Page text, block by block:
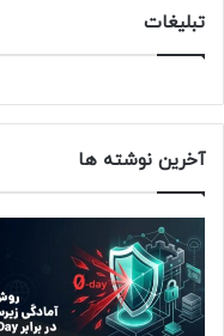
تبلیغات
آخرین نوشته ها